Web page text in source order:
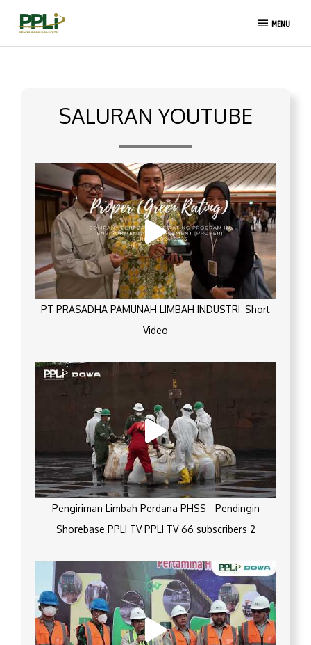
MENU
MENU
SALURAN YOUTUBE
PT PRASADHA PAMUNAH LIMBAH INDUSTRI_Short
Video
Pengiriman Limbah Perdana PHSS - Pendingin
Shorebase PPLI TV PPLI TV 66 subscribers 2